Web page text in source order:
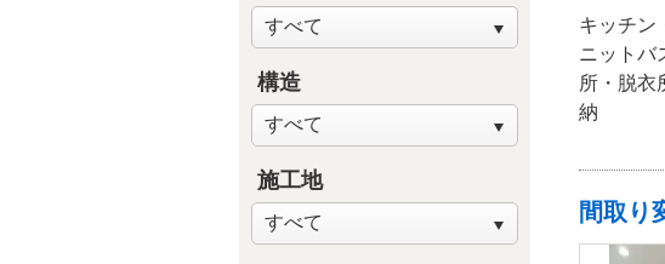
構造
施工地
キッチン
ニットバ
所・脱衣
納
間取り